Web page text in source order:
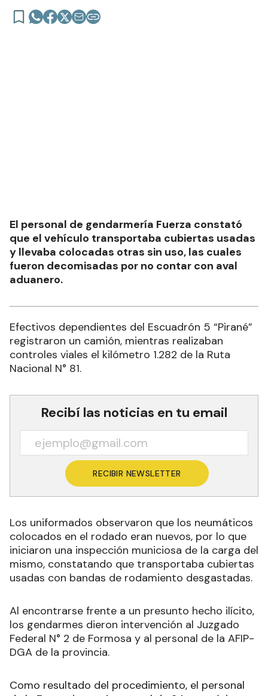
El personal de gendarmería Fuerza constató
que el vehículo transportaba cubiertas usadas
y llevaba colocadas otras sin uso, las cuales
fueron decomisadas por no contar con aval
Efectivos dependientes del Escuadrón 5 “Pirané”
registraron un camión, mientras realizaban
controles viales el kilómetro 1.282 de la Ruta
Nacional N° 81.
Recibí las noticias en tu email